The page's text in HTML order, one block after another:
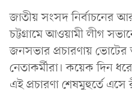
জাতীয় সংসদ নির্বাচনের
চট্টগ্রামে আওয়ামী লীগ
জনসভার প্রচারণায়
নেতাকর্মীরা। কয়েক দিন
এই প্রচারণা শেষমুহুর্তে